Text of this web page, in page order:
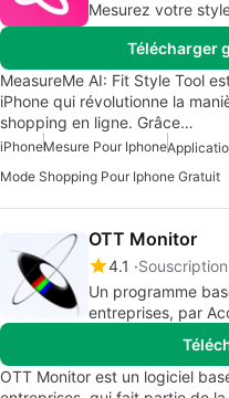
Mesurez votre
Télécharger
MeasureMe AI: Fit Style Tool
iPhone qui révolutionne la
shopping en ligne. Grâce…
iPhoneMesure Pour Iphone
Mode Shopping Pour Iphone Gratuit
OTT Monitor
4.1
Souscription
Un programme
entreprises, par
OTT Monitor est un logiciel